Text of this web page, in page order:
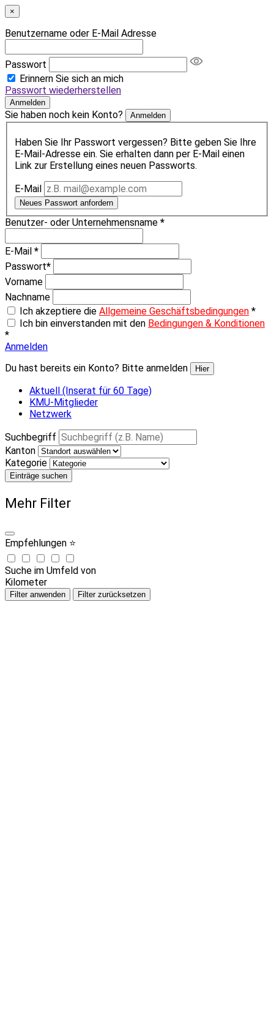
×
Benutzername oder E-Mail Adresse
Passwort
Erinnern Sie sich an mich
Passwort wiederherstellen
Anmelden
Sie haben noch kein Konto? Anmelden
Haben Sie Ihr Passwort vergessen? Bitte geben Sie Ihre
E-Mail-Adresse ein. Sie erhalten dann per E-Mail einen
Link zur Erstellung eines neuen Passworts.
E-Mail
Neues Passwort anfordern
Benutzer- oder Unternehmensname *
E-Mail *
Passwort*
Vorname
Nachname
Ich akzeptiere die Allgemeine Geschäftsbedingungen *
Ich bin einverstanden mit den Bedingungen & Konditionen
*
Anmelden
Du hast bereits ein Konto? Bitte anmelden
Hier
Aktuell (Inserat für 60 Tage)
KMU-Mitglieder
Netzwerk
Suchbegriff
Kanton
Kategorie
Einträge suchen
Mehr Filter
Empfehlungen ⭐
Suche im Umfeld von
Kilometer
Filter anwenden Filter zurücksetzen